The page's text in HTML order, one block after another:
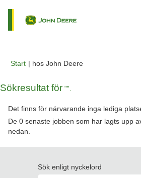
Start | hos John Deere(aktuell
Sökresultat för "".
Det finns för närvarande inga lediga
De 0 senaste jobben som har lagts upp
nedan.
Sök enligt nyckelord